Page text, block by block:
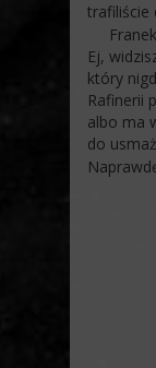
trafiliście
Ej,
który
Rafinerii
albo ma
do